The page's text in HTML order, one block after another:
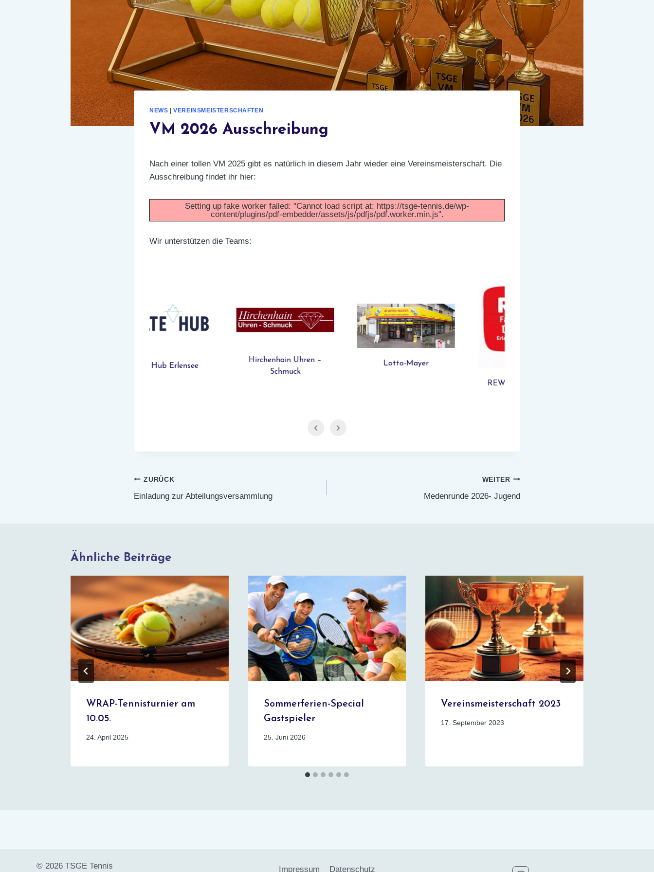
NEWS |VEREINSMEISTERSCHAFTEN
VM 2026 Ausschreibung
Nach einer tollen VM 2025 gibt es natürlich in diesem Jahr wieder eine Vereinsmeisterschaft. Die
Ausschreibung findet ihr hier:
Setting up fake worker failed: "Cannot load script at: https://tsge-tennis.de/wp-
content/plugins/pdf-embedder/assets/js/pdfjs/pdf.worker.min.js".
Wir unterstützen die Teams:
Hirchenhain Uhren –
Lotto-Mayer
Beitragsnavigation
ZURÜCK
Einladung zur Abteilungsversammlung
WEITER
Medenrunde 2026- Jugend
Ähnliche Beiträge
WRAP-Tennisturnier am
10.05.
24. April 2025
Sommerferien-Special
Gastspieler
25. Juni 2026
Vereinsmeisterschaft 2023
17. September 2023
© 2026 TSGE Tennis Impressum Datenschutz